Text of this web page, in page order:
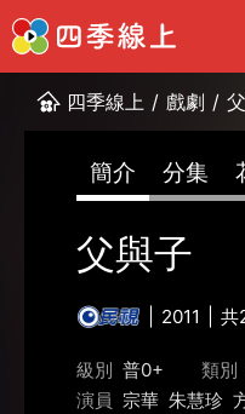
四季線上 / 戲劇 /
簡介 分集
父與子
2011 共
級別 普0+ 類別
演員 宗華 朱慧珍